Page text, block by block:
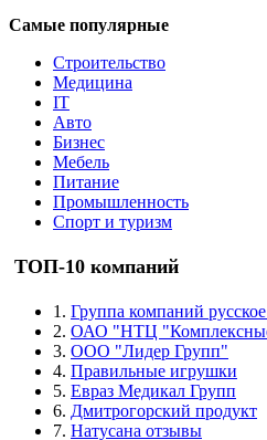
Самые популярные
Строительство
Медицина
IT
Авто
Бизнес
Мебель
Питание
Промышленность
Спорт и туризм
ТОП-10 компаний
1. Группа компаний
2. ОАО "НТЦ
3. ООО "Лидер Групп"
4. Правильные игрушки
5. Евраз Медикал Групп
6. Дмитрогорский продукт
7. Натусана отзывы